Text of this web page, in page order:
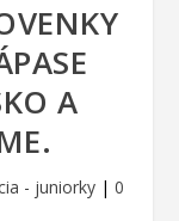
A
- juniorky | 0